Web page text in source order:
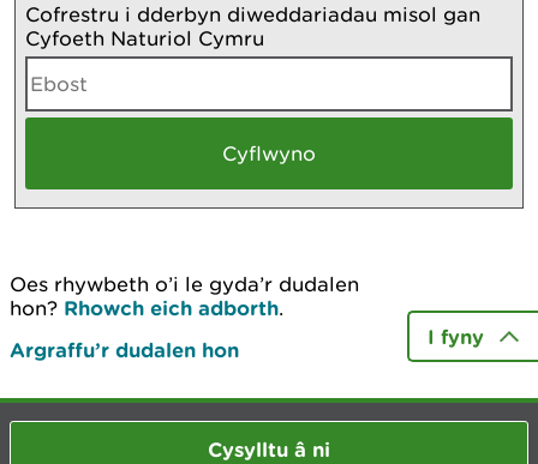
Cofrestru i dderbyn diweddariadau misol gan
Cyfoeth Naturiol Cymru
Oes rhywbeth o’i le gyda’r dudalen
hon? Rhowch eich adborth.
Argraffu’r dudalen hon
I fyny
Cysylltu â ni